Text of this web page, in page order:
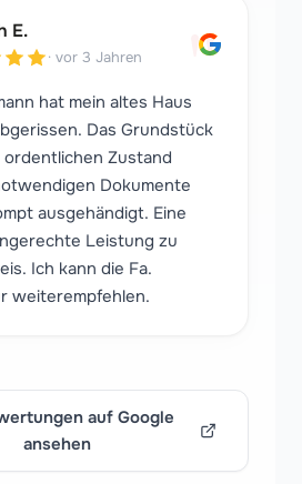
"
E.
· vor 3 Jahren
hat mein altes Haus
Das Grundstück
Zustand
Dokumente
ausgehändigt. Eine
Leistung zu
Ich kann die Fa.
weiterempfehlen.
auf Google
ansehen